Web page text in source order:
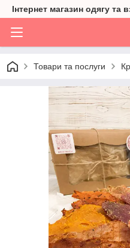
Інтернет магазин одягу та
Товари та послуги